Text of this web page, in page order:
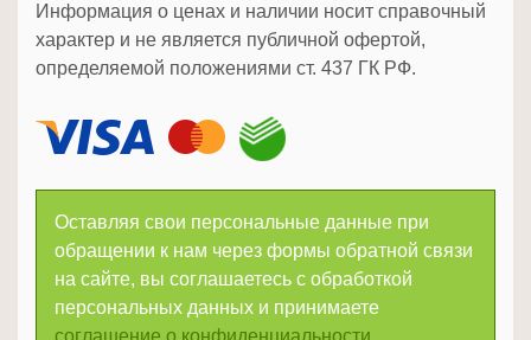
Информация о ценах и наличии носит справочный
характер и не является публичной офертой,
определяемой положениями ст. 437 ГК РФ.
Оставляя свои персональные данные при
обращении к нам через формы обратной связи
на сайте, вы соглашаетесь с обработкой
персональных данных и принимаете